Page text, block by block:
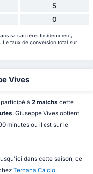
5
0
sa carrière. Incidemment,
Le taux de conversion total sur
Vives
à 2 matchs cette
. Giuseppe Vives obtient
minutes ou il est sur le
dans cette saison, ce
Ternana Calcio.